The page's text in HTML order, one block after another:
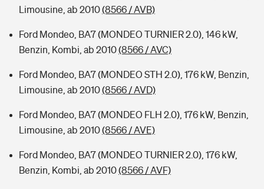
Limousine, ab 2010(8566 / AVB)
Ford Mondeo, BA7 (MONDEO TURNIER 2.0), 146 kW,
Benzin, Kombi, ab 2010(8566 / AVC)
Ford Mondeo, BA7 (MONDEO STH 2.0), 176 kW, Benzin,
Limousine, ab 2010(8566 / AVD)
Ford Mondeo, BA7 (MONDEO FLH 2.0), 176 kW, Benzin,
Limousine, ab 2010(8566 / AVE)
Ford Mondeo, BA7 (MONDEO TURNIER 2.0), 176 kW,
Benzin, Kombi, ab 2010(8566 / AVF)